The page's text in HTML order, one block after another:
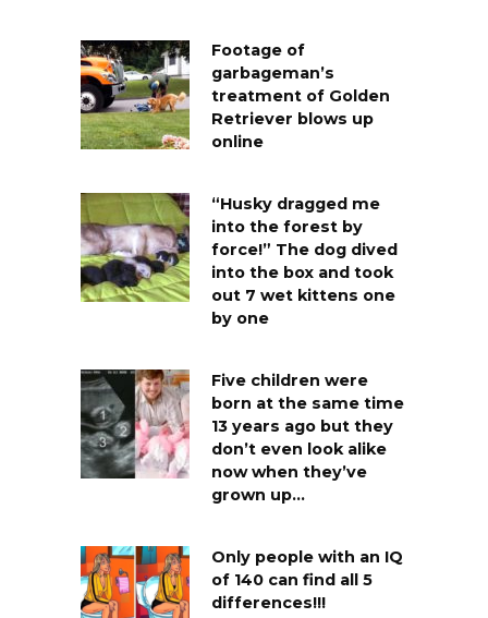
Footage of
garbageman’s
treatment of Golden
Retriever blows up
online
“Husky dragged me
into the forest by
force!” The dog dived
into the box and took
out 7 wet kittens one
by one
Five children were
born at the same time
13 years ago but they
don’t even look alike
now when they’ve
grown up…
Only people with an IQ
of 140 can find all 5
differences!!!